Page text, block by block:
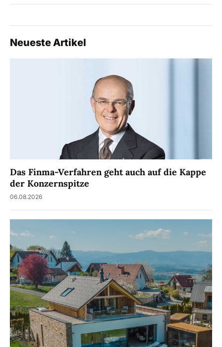
Neueste Artikel
Das Finma-Verfahren geht auch auf die Kappe
der Konzernspitze
06.08.2026